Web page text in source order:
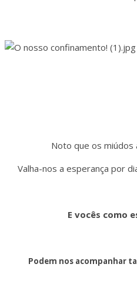
Noto que os miúdos
Valha-nos a esperança por
E vocês como
Podem nos acompanhar